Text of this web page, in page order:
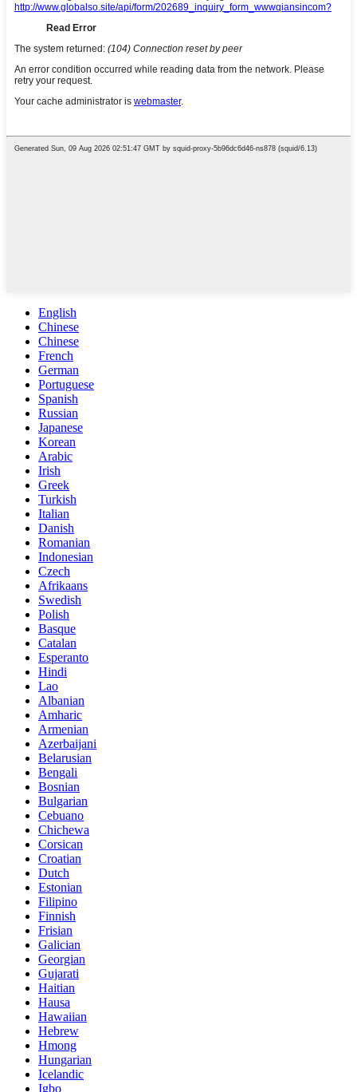
English
Chinese
Chinese
French
German
Portuguese
Spanish
Russian
Japanese
Korean
Arabic
Irish
Greek
Turkish
Italian
Danish
Romanian
Indonesian
Czech
Afrikaans
Swedish
Polish
Basque
Catalan
Esperanto
Hindi
Lao
Albanian
Amharic
Armenian
Azerbaijani
Belarusian
Bengali
Bosnian
Bulgarian
Cebuano
Chichewa
Corsican
Croatian
Dutch
Estonian
Filipino
Finnish
Frisian
Galician
Georgian
Gujarati
Haitian
Hausa
Hawaiian
Hebrew
Hmong
Hungarian
Icelandic
Igbo